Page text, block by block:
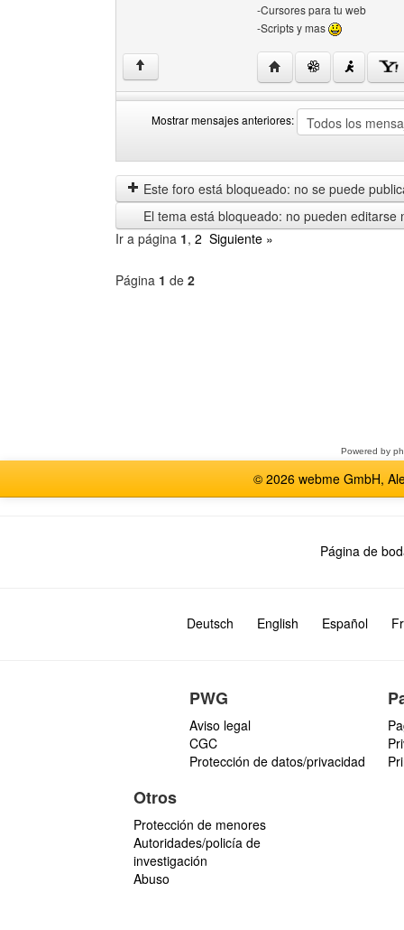
-Cursores para tu web
-Scripts y mas
↑ Visitar sitio web del
Mostrar mensajes anteriores:
mensajes
anteriores
by
Este foro está bloqueado: no se puede
El tema está bloqueado: no pueden editarse
Ir a página 1, 2 Siguiente »
Página 1 de 2
Powered by
© 2026 webme GmbH,
Página de
Deutsch English Español
PWG
Aviso legal
CGC
Protección de datos/privacidad
Otros
Protección de menores
Autoridades/policía de
investigación
Abuso